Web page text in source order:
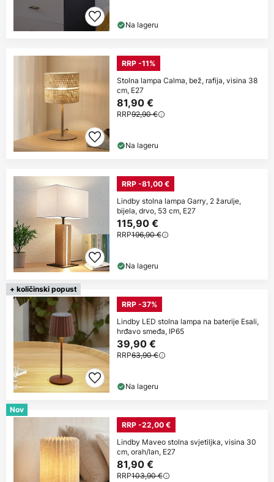
Na lageru
RRP -11%
Stolna lampa Calma, bež, rafija, visina 38
cm, E27
81,90 €
RRP92,90 €
Na lageru
RRP -81,00 €
Lindby stolna lampa Garry, 2 žarulje,
bijela, drvo, 53 cm, E27
115,90 €
RRP196,90 €
Na lageru
+ količinski popust
RRP -37%
Lindby LED stolna lampa na baterije Esali,
hrđavo smeđa, IP65
39,90 €
RRP63,90 €
Na lageru
Nov
RRP -22,00 €
Lindby Maveo stolna svjetiljka, visina 30
cm, orah/lan, E27
81,90 €
RRP103,90 €